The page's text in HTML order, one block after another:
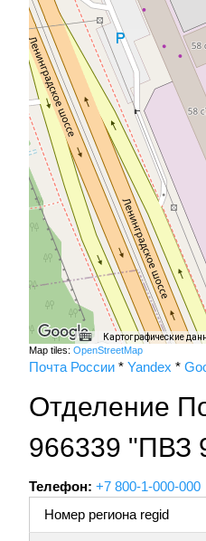
Картографические
Map tiles: OpenStreetMap
Почта России * Yandex *
Отделение
966339 "ПВЗ
Телефон: +7 800-1-000-000
Номер региона regid